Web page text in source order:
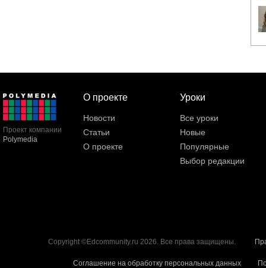
Проект компании
Polymedia
О проекте
Новости
Статьи
О проекте
Уроки
Все уроки
Новые
Популярные
Выбор редакции
Copyright ©Edcommunity.ru 2026. Все права защищены.
Соглашение на обработку персональных данных